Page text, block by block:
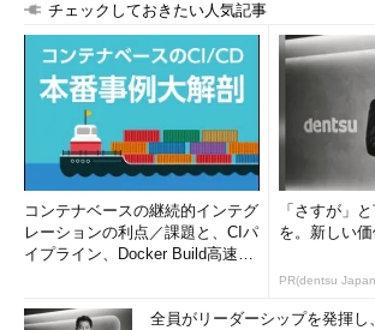
チェックしておきたい人気記事
コンテナベースの継続的インテグ
レーションの利点／課題と、CIパ
イプライン、Docker Build高速化
「さすが」
を。新しい
PR(dentsu
全員がリーダーシップを発揮し